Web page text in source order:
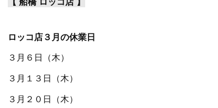
ロッコ店３月の休業日
３月６日（木）
３月１３日（木）
３月２０日（木）